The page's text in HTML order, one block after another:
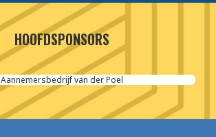
HOOFDSPONSORS
Aannemersbedrijf van der Poel